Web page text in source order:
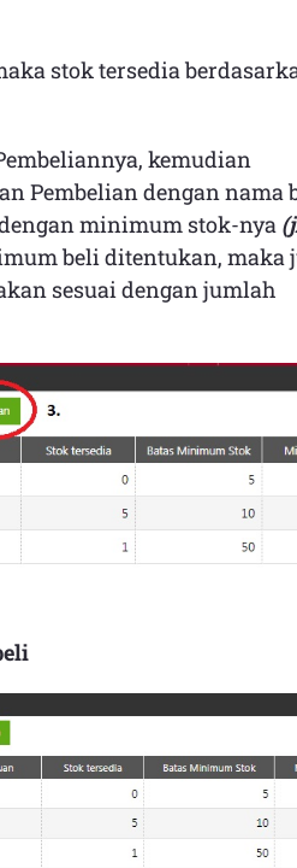
stok tersedia
kemudian
Pembelian dengan nama
minimum stok-nya
beli ditentukan, maka
sesuai dengan jumlah